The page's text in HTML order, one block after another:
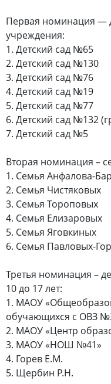
Первая номинация —
учреждения:
1. Детский сад №65
2. Детский сад №130
3. Детский сад №76
4. Детский сад №19
5. Детский сад №77
6. Детский сад №132
7. Детский сад №5
Вторая номинация –
1. Семья Анфалова-
2. Семья Чистяковых
3. Семья Тороповых
4. Семья Елизаровых
5. Семья Яговкиных
6. Семья Павловых-
Третья номинация –
10 до 17 лет:
1. МАОУ
обучающихся с ОВЗ
2. МАОУ «Центр
3. МАОУ «НОШ №41»
4. Горев Е.М.
5. Щербин Р.Н.